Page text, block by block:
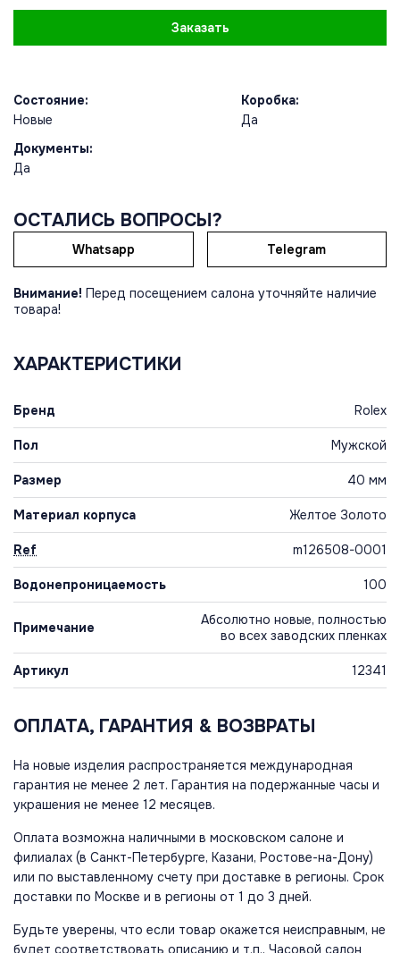
Заказать
Состояние:
Новые
Коробка:
Да
Документы:
Да
ОСТАЛИСЬ ВОПРОСЫ?
Whatsapp Telegram
Внимание! Перед посещением салона уточняйте наличие
товара!
ХАРАКТЕРИСТИКИ
Бренд Rolex
Пол Мужской
Размер 40 мм
Материал корпуса Желтое Золото
Ref m126508-0001
Водонепроницаемость 100
Примечание
Абсолютно новые, полностью
во всех заводских пленках
Артикул 12341
ОПЛАТА, ГАРАНТИЯ & ВОЗВРАТЫ
На новые изделия распространяется международная
гарантия не менее 2 лет. Гарантия на подержанные часы и
украшения не менее 12 месяцев.
Оплата возможна наличными в московском салоне и
филиалах (в Санкт-Петербурге, Казани, Ростове-на-Дону)
или по выставленному счету при доставке в регионы. Срок
доставки по Москве и в регионы от 1 до 3 дней.
Будьте уверены, что если товар окажется неисправным, не
будет соответствовать описанию и т.п., Часовой салон